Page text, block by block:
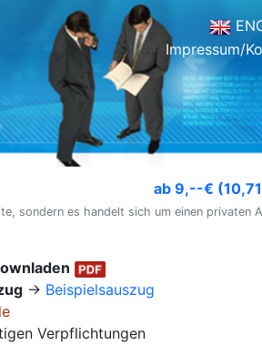
Impressum/
ab 9,--€
sondern es handelt sich um einen privaten
→ Beispielsauszug
Verpflichtungen